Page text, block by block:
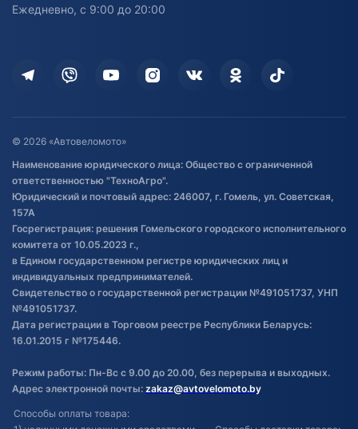
Дополнительные услуги
Оставить отзыв
Договор публичной оферты
Обработка файлов cookie
Постановка транспорта на учет
Обновления в ЭПТС 2024
Ежедневно, с 9:00 до 20:00
© 2026 «Автовеломото»
Наименование юридического лица: Общество с ограниченной
ответственностью "ТехноАгро".
Юридический и почтовый адрес: 246007, г. Гомель, ул. Советская,
157А
Госрегистрация: решения Гомельского городского исполнительного
комитета от 10.05.2023 г.,
в Едином государственном регистре юридических лиц и
индивидуальных предпринимателей.
Свидетельство о государственной регистрации №491051737, УНП
№491051737.
Дата регистрации в Торговом реестре Республики Беларусь:
16.01.2015 г №175446.
Режим работы: Пн-Вс с 9.00 до 20.00, без перерыва и выходных.
Адрес электронной почты: zakaz@avtovelomoto.by
Способы оплаты товара: